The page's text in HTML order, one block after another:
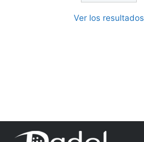
Ver los resultados